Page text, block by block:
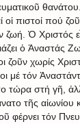
πιστοί πού
ζωή. Ὁ Χριστός
ὁ Ἀναστάς
ζοῦν χωρίς
μέ τόν
τώρα στή γῆ,
τῆς
φέρνει τόν